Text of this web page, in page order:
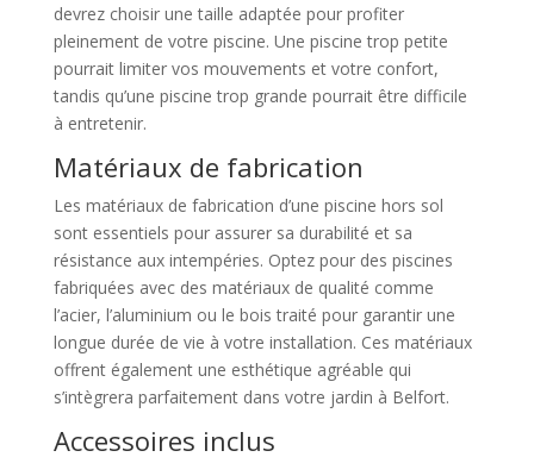
devrez choisir une taille adaptée pour profiter
pleinement de votre piscine. Une piscine trop petite
pourrait limiter vos mouvements et votre confort,
tandis qu’une piscine trop grande pourrait être difficile
à entretenir.
Matériaux de fabrication
Les matériaux de fabrication d’une piscine hors sol
sont essentiels pour assurer sa durabilité et sa
résistance aux intempéries. Optez pour des piscines
fabriquées avec des matériaux de qualité comme
l’acier, l’aluminium ou le bois traité pour garantir une
longue durée de vie à votre installation. Ces matériaux
offrent également une esthétique agréable qui
s’intègrera parfaitement dans votre jardin à Belfort.
Accessoires inclus